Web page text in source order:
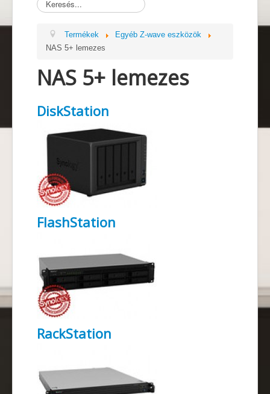
Termékek
Kapcsolat
Blog
Referenciák
Termékek
Egyéb Z-wave eszközök
NAS 5+ lemezes
NAS 5+ lemezes
DiskStation
FlashStation
RackStation